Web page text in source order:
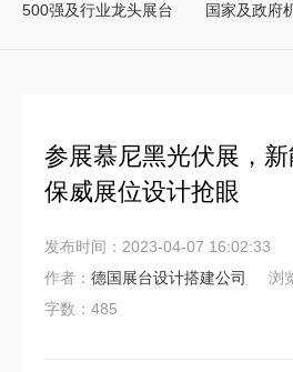
500强及行业龙头展台 国家及政府
参展慕尼黑光伏展，
保威展位设计抢眼
发布时间：2023-04-07 16:02:33
作者： 德国展台设计搭建公司
浏
字数：485